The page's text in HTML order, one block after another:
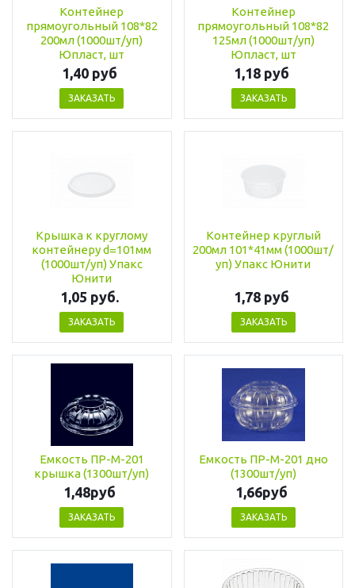
Контейнер
прямоугольный 108*82
200мл (1000шт/уп)
Юпласт, шт
1,40 руб
ЗАКАЗАТЬ
Контейнер
прямоугольный 108*82
125мл (1000шт/уп)
Юпласт, шт
1,18 руб
ЗАКАЗАТЬ
Крышка к круглому
контейнеру d=101мм
(1000шт/уп) Упакс
Юнити
1,05 руб.
ЗАКАЗАТЬ
Контейнер круглый
200мл 101*41мм (1000шт/
уп) Упакс Юнити
1,78 руб
ЗАКАЗАТЬ
Емкость ПР-М-201
крышка (1300шт/уп)
1,48руб
ЗАКАЗАТЬ
Емкость ПР-М-201 дно
(1300шт/уп)
1,66руб
ЗАКАЗАТЬ